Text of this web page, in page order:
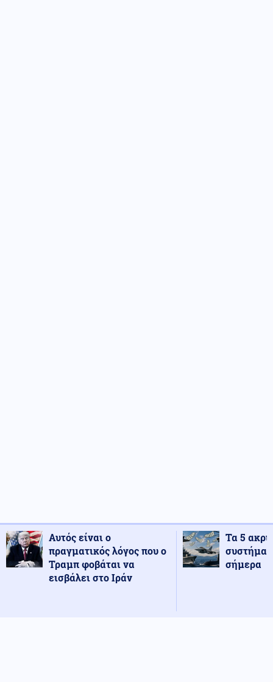
Αυτός είναι ο
πραγματικός λόγος που ο
Τραμπ φοβάται να
εισβάλει στο Ιράν
Τα 5
σήμερα